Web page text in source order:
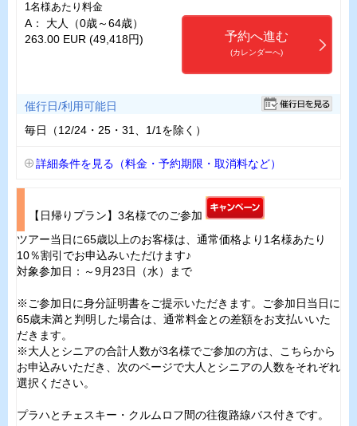
1名様あたり料金
A： 大人（0歳～64歳）
263.00 EUR (49,418円)
予約へ進む
(カレンダーへ)
催行日/利用可能日
毎日（12/24・25・31、1/1を除く）
詳細条件を見る（料金・予約期限・取消料など）
【日帰りプラン】3名様でのご参加
ツアー当日に65歳以上のお客様は、通常価格より1名様あたり
10％割引でお申込みいただけます♪
対象参加日：～9月23日（水）まで
※ご参加日に身分証明書をご提示いただきます。ご参加日当日に
65歳未満と判明した場合は、通常料金との差額をお支払いいた
だきます。
※大人とシニアの合計人数が3名様でご参加の方は、こちらから
お申込みいただき、次のページで大人とシニアの人数をそれぞれ
選択ください。
プラハとチェスキー・クルムロフ間の往復路線バス付きです。